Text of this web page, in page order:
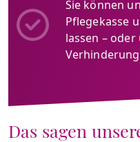
Sie können
Pflegekasse
lassen –
Das sagen